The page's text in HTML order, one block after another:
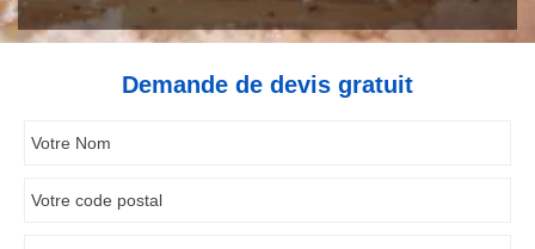
Demande de devis gratuit